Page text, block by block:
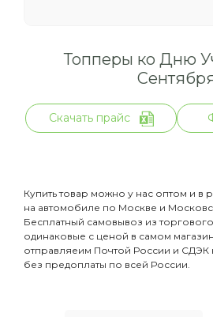
Топперы ко Дню
Скачать прайс
Купить товар можно у нас оптом и в
на автомобиле по Москве и
Бесплатный самовывоз из
одинаковые с ценой в самом
отправляеим Почтой России и
без предоплаты по всей России.